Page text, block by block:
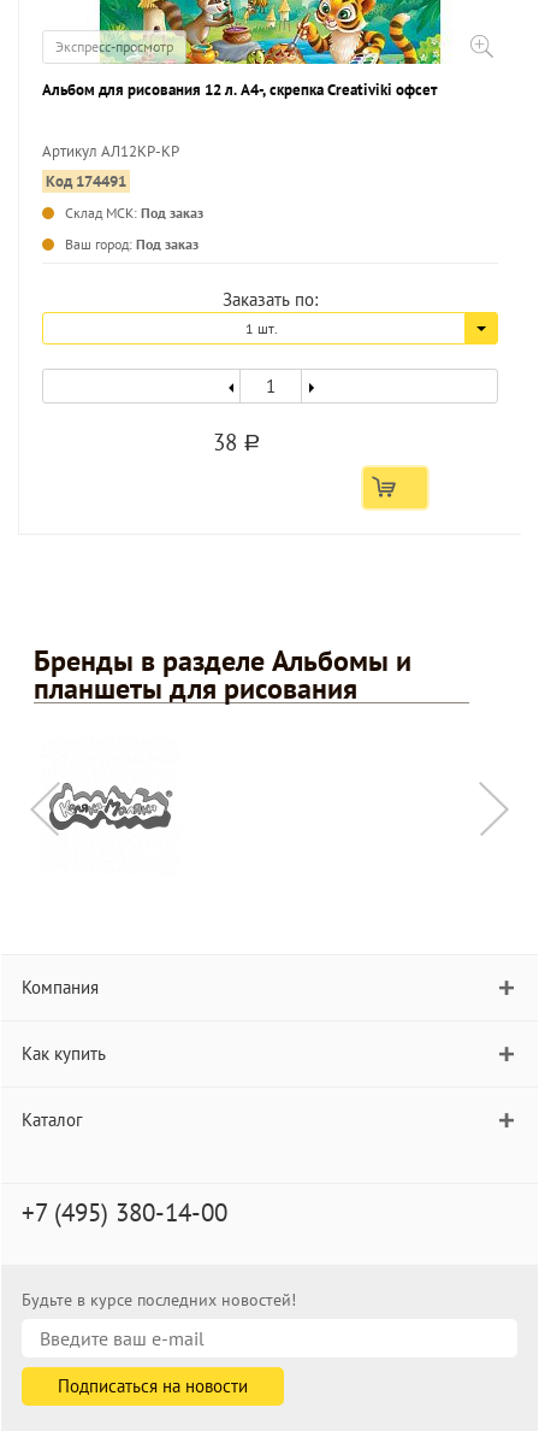
Экспресс-просмотр
Альбом для рисования 12 л. А4-, скрепка Creativiki офсет
Артикул АЛ12КР-КР
Код 174491
Склад МСК: Под заказ
Ваш город: Под заказ
Заказать по:
1 шт.
38 a
Бренды в разделе Альбомы и
планшеты для рисования
Компания
Как купить
Каталог
+7 (495) 380-14-00
Будьте в курсе последних новостей!